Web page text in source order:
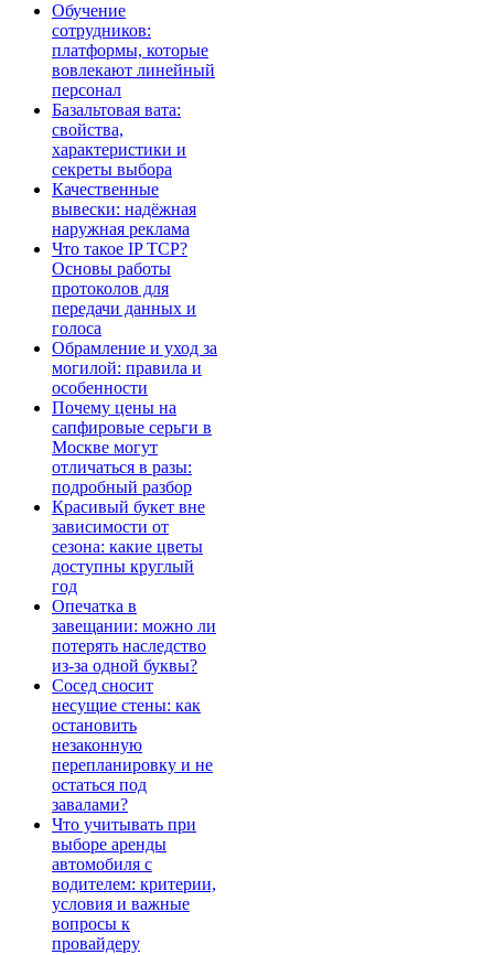
Обучение
сотрудников:
платформы, которые
вовлекают линейный
персонал
Базальтовая вата:
свойства,
характеристики и
секреты выбора
Качественные
вывески: надёжная
наружная реклама
Что такое IP TCP?
Основы работы
протоколов для
передачи данных и
голоса
Обрамление и уход за
могилой: правила и
особенности
Почему цены на
сапфировые серьги в
Москве могут
отличаться в разы:
подробный разбор
Красивый букет вне
зависимости от
сезона: какие цветы
доступны круглый
год
Опечатка в
завещании: можно ли
потерять наследство
из-за одной буквы?
Сосед сносит
несущие стены: как
остановить
незаконную
перепланировку и не
остаться под
завалами?
Что учитывать при
выборе аренды
автомобиля с
водителем: критерии,
условия и важные
вопросы к
провайдеру